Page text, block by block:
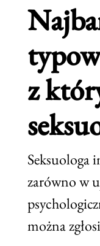
z
Seksuologa
zarówno w
można